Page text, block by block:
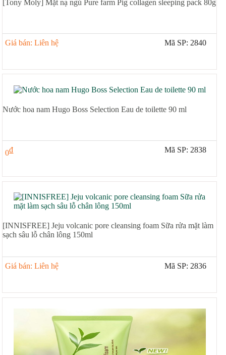
[Tony Moly] Mặt nạ ngủ Pure farm Pig collagen sleeping pack 80g
Giá bán: Liên hệ Mã SP: 2840
Nước hoa nam Hugo Boss Selection Eau de toilette 90 ml
0đ Mã SP: 2838
[INNISFREE] Jeju volcanic pore cleansing foam Sữa rửa mặt làm
sạch sâu lỗ chân lông 150ml
Giá bán: Liên hệ Mã SP: 2836